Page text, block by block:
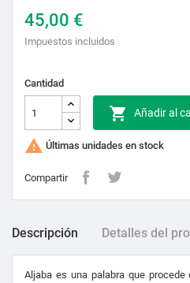
45,00 €
Impuestos incluidos
Cantidad
 Añadir al
 Últimas unidades en stock
Compartir
Descripción Detalles del
Aljaba es una palabra que procede